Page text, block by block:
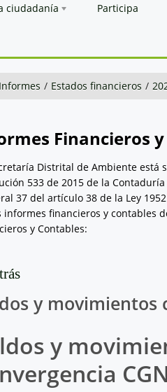
ciudadanía Participa
/ Estados financieros /
Financieros
Distrital de Ambiente está
533 de 2015 de la
37 del artículo 38 de la Ley
informes financieros y contables
y Contables:
y movimientos
y